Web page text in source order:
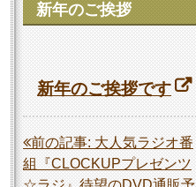
新年のご挨拶
新年のご挨拶です
投
稿
前の記事: 大人気ラジオ番
組『CLOCKUPプレゼンツ